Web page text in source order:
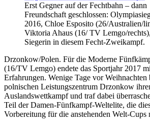
Erst Gegner auf der Fechtbahn – dann
Freundschaft geschlossen:
2016, Chloe Esposito (26/Australien/
Viktoria Ahaus (16/ TV Lemgo/
Siegerin in diesem Fecht-Zweikampf.
Drzonkow/Polen. Für die Moderne
(16/TV Lemgo) endete das Sportjahr 2017
Erfahrungen. Wenige Tage vor Weihnachten
polnischen Leistungszentrum Drzonkow
Auslandswettkampf und traf dabei
Teil der Damen-Fünfkampf-Weltelite, die
Vorbereitung für die anstehenden Welt-Cups